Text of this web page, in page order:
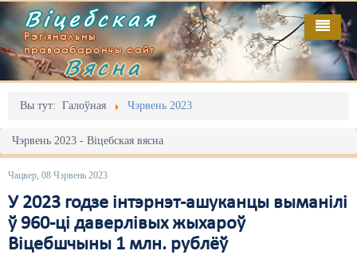
Віцебская
Рэгіянальны
праваабарончы сайт
Вясна
Вы тут: Галоўная Чэрвень 2023
Чэрвень 2023 - Віцебская вясна
Чацвер, 08 Чэрвень 2023
У 2023 годзе інтэрнэт-ашуканцы выманілі
ў 960-ці даверлівых жыхароў
Віцебшчыны 1 млн. рублёў
Галоўная
Адміністрацыйны перасьлед
Акцыі
Выбары
Грамадзянскія ініцыятывы
Выданьні
Відэа
Пра нас
RSS